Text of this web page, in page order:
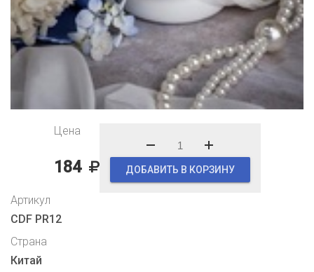
Цена
184 ДОБАВИТЬ В КОРЗИНУ
Артикул
CDF PR12
Страна
Китай